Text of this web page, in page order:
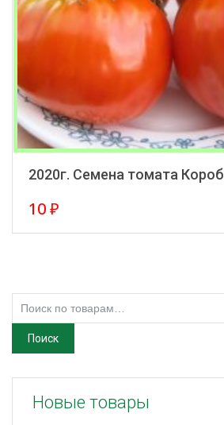
2020г. Семена томата
10₽
Искать:
Поиск
Новые товары